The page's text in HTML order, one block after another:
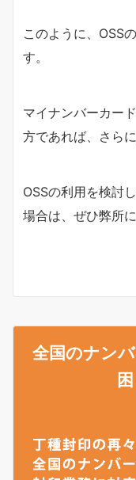
このように、OSS
す。
マイナンバーカー
方であれば、さら
OSSの利用を検討
場合は、ぜひ弊所
全国のナン